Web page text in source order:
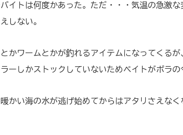
イトは何度かあった。ただ・・・気温の急激
しない。
かワームとかが釣れるアイテムになってくる
ーしかストックしていないためベイトがボラの
かい海の水が逃げ始めてからはアタリさえなく